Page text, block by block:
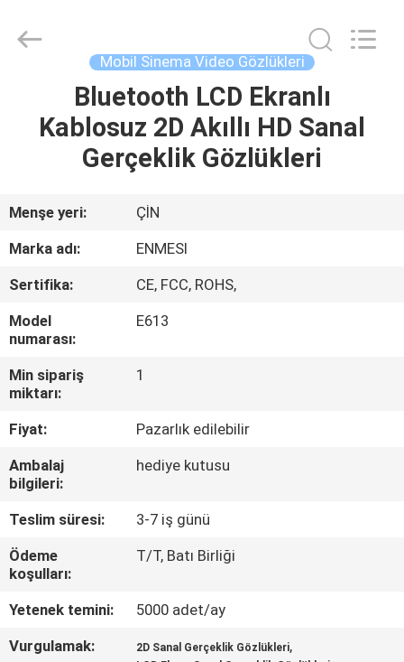
ÜRÜN:%
HAKKIMIZDA
FABRIKA
TURU
KALITE
KONTROL
HABERLER
VAKALAR
BIR
TEKLIF
ISTEĞI
Technology
Mobil Sinema Video Gözlükleri
Bluetooth LCD Ekranlı
Kablosuz 2D Akıllı HD Sanal
Gerçeklik Gözlükleri
Menşe yeri:
ÇİN
Marka adı:
ENMESI
Sertifika:
CE, FCC, ROHS,
Model
numarası:
E613
Min sipariş
miktarı:
1
Fiyat:
Pazarlık edilebilir
Ambalaj
bilgileri:
hediye kutusu
Teslim süresi:
3-7 iş günü
Ödeme
koşulları:
T/T, Batı Birliği
Yetenek temini:
5000 adet/ay
Vurgulamak:
2D Sanal Gerçeklik Gözlükleri,